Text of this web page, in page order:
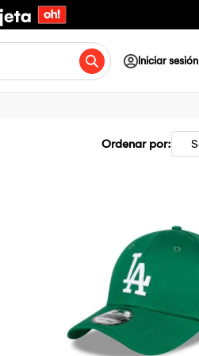
Iniciar sesión
Ordenar por: